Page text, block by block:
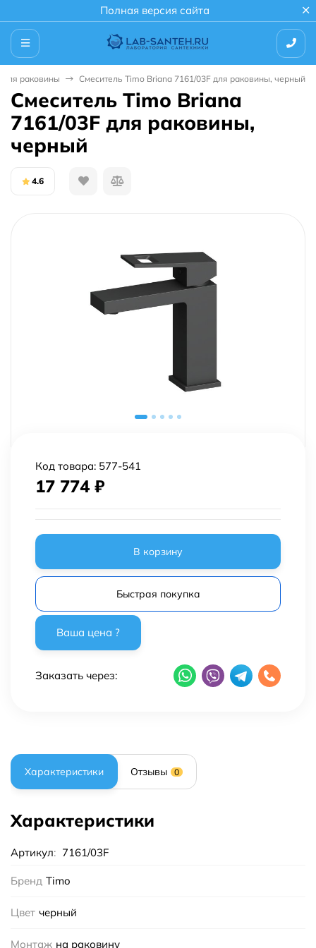
Полная версия сайта
для раковины Смеситель Timo Briana 7161/03F для раковины, черный
Смеситель Timo Briana
7161/03F для раковины,
черный
4.6
Код товара: 577-541
17 774 ₽
В корзину
Быстрая покупка
Заказать через:
Характеристики Отзывы 0
Характеристики
Артикул: 7161/03F
Бренд Timo
Цвет черный
Монтаж на раковину